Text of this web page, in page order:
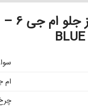
لنت
ام